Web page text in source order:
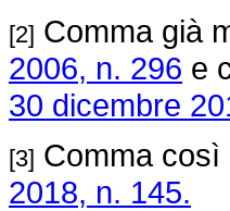
[2] Comma già
2006, n. 296 e
30 dicembre
[3] Comma
2018, n. 145.